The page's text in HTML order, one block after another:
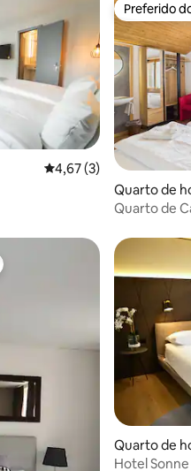
4,67 de uma avaliação
4,67 (3)
Preferido
Preferido
Quarto de
Quarto de
Quarto de
Hotel